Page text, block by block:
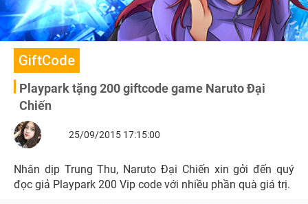
GiftCode
Playpark tặng 200 giftcode game Naruto Đại
Chiến
25/09/2015 17:15:00
Nhân dịp Trung Thu, Naruto Đại Chiến xin gởi đến quý
đọc giả Playpark 200 Vip code với nhiều phần quà giá trị.